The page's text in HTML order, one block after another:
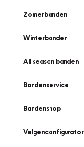
Zomerbanden
Winterbanden
All season banden
Bandenservice
Bandenshop
Velgenconfigurator